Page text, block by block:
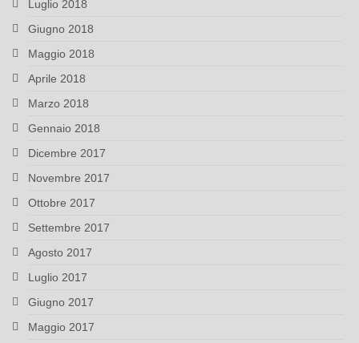
Luglio 2018
Giugno 2018
Maggio 2018
Aprile 2018
Marzo 2018
Gennaio 2018
Dicembre 2017
Novembre 2017
Ottobre 2017
Settembre 2017
Agosto 2017
Luglio 2017
Giugno 2017
Maggio 2017